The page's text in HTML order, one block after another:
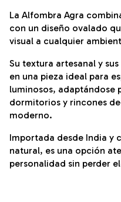
La Alfombra Agra
con un diseño ovalado
visual a cualquier
Su textura artesanal y
en una pieza ideal para
luminosos, adaptándose
dormitorios y rincones
moderno.
Importada desde India y
natural, es una opción
personalidad sin perder